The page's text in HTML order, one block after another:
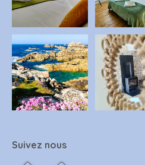
Suivez nous